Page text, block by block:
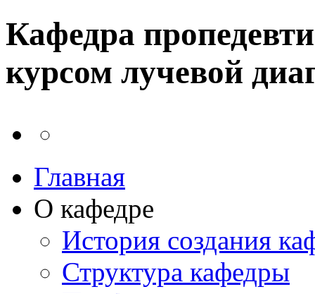
Кафедра
курсом лучевой
Главная
О кафедре
История создания
Структура кафедры